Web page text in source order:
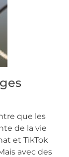
que les
de la vie
et TikTok
avec des